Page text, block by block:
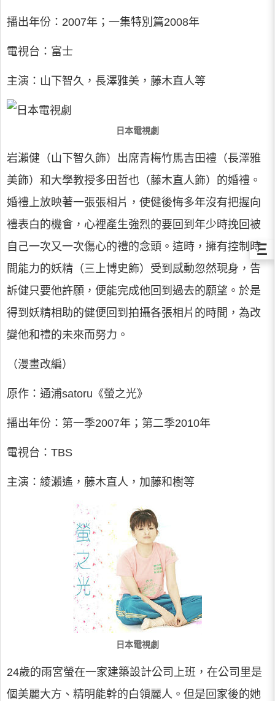
播出年份：2007年；一集特別篇2008年
電視台：富士
主演：山下智久，長澤雅美，藤木直人等
日本電視劇
岩瀨健（山下智久飾）出席青梅竹馬吉田禮（長澤雅
美飾）和大學教授多田哲也（藤木直人飾）的婚禮。
婚禮上放映著一張張相片，使健後悔多年沒有把握向
禮表白的機會，心裡產生強烈的要回到年少時挽回被
自己一次又一次傷心的禮的念頭。這時，擁有控制時
間能力的妖精（三上博史飾）受到感動忽然現身，告
訴健只要他許願，便能完成他回到過去的願望。於是
得到妖精相助的健便回到拍攝各張相片的時間，為改
變他和禮的未來而努力。
（漫畫改編）
原作：通浦satoru《螢之光》
播出年份：第一季2007年；第二季2010年
電視台：TBS
主演：綾瀨遙，藤木直人，加藤和樹等
日本電視劇
24歲的雨宮螢在一家建築設計公司上班，在公司里是
個美麗大方、精明能幹的白領麗人。但是回家後的她
Ξ